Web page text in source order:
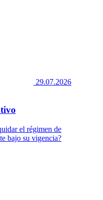
29.07.2026
el régimen de
bajo su vigencia?